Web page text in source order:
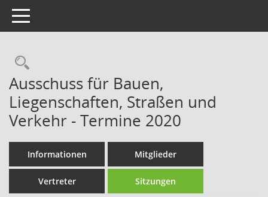
Toggle navigation
Rechercheauswahl
Ausschuss für Bauen,
Liegenschaften, Straßen und
Verkehr - Termine 2020
Informationen Mitglieder
Vertreter Sitzungen